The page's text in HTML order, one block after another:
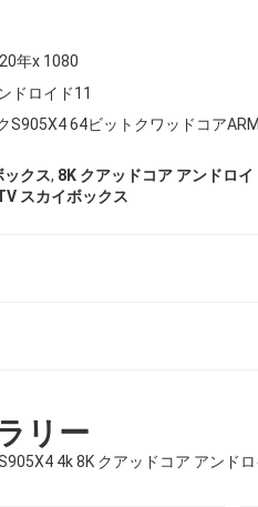
年x 1080
ドロイド11
S905X4 64ビットクワッドコア
ックス, 8K クアッドコア アンドロ
スカイボックス
リー
4k 8K クアッドコア アンド